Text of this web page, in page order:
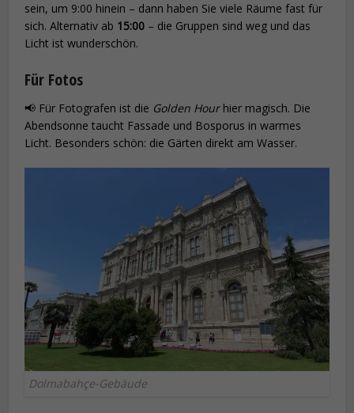
sein, um 9:00 hinein – dann haben Sie viele Räume fast für
sich. Alternativ ab 15:00 – die Gruppen sind weg und das
Licht ist wunderschön.
Für Fotos
📢 Für Fotografen ist die Golden Hourhier magisch. Die
Abendsonne taucht Fassade und Bosporus in warmes
Licht. Besonders schön: die Gärten direkt am Wasser.
Dolmabahçe-Gebäude